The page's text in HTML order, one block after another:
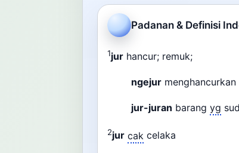
mengelola data Kamus Bahasa
Padanan & Definisi
1jur hancur; remuk;
ngejur
jur-juran barang yg
2jur cak celaka